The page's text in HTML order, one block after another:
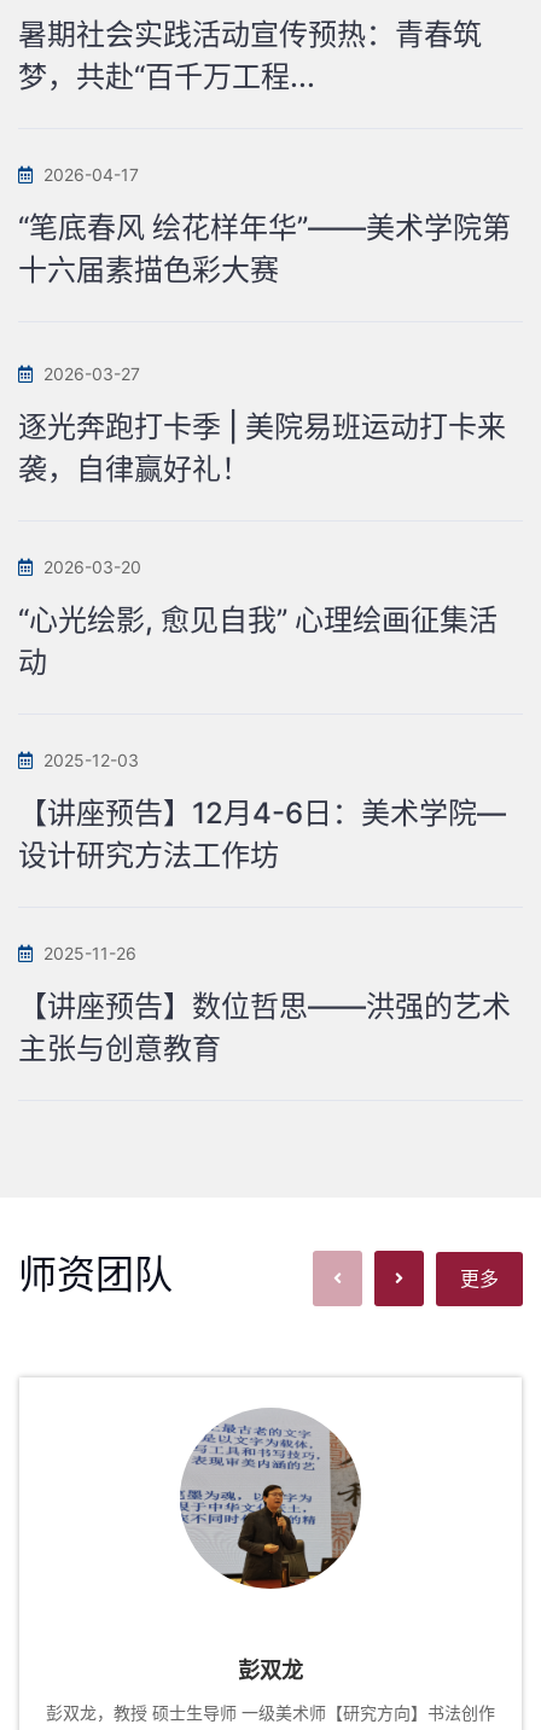
暑期社会实践活动宣传预热：青春筑
梦，共赴“百千万工程...
2026-04-17
“笔底春风 绘花样年华”——美术学院第
十六届素描色彩大赛
2026-03-27
逐光奔跑打卡季 | 美院易班运动打卡来
袭，自律赢好礼！
2026-03-20
“心光绘影, 愈见自我” 心理绘画征集活
动
2025-12-03
【讲座预告】12月4-6日：美术学院—
设计研究方法工作坊
2025-11-26
【讲座预告】数位哲思——洪强的艺术
主张与创意教育
师资团队 更多
彭双龙
彭双龙，教授 硕士生导师 一级美术师【研究方向】书法创作